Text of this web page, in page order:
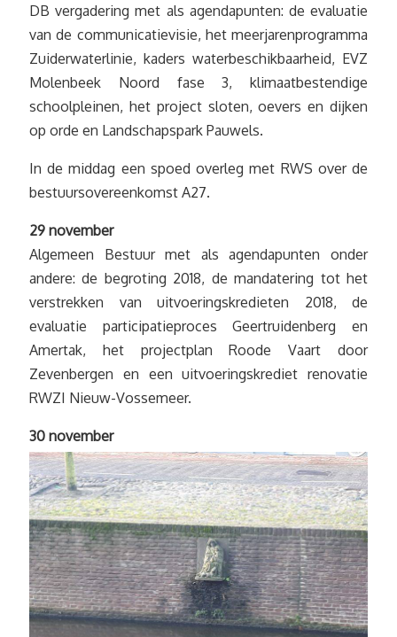
DB vergadering met als agendapunten: de evaluatie
van de communicatievisie, het meerjarenprogramma
Zuiderwaterlinie, kaders waterbeschikbaarheid, EVZ
Molenbeek Noord fase 3, klimaatbestendige
schoolpleinen, het project sloten, oevers en dijken
op orde en Landschapspark Pauwels.
In de middag een spoed overleg met RWS over de
bestuursovereenkomst A27.
29 november
Algemeen Bestuur met als agendapunten onder
andere: de begroting 2018, de mandatering tot het
verstrekken van uitvoeringskredieten 2018, de
evaluatie participatieproces Geertruidenberg en
Amertak, het projectplan Roode Vaart door
Zevenbergen en een uitvoeringskrediet renovatie
RWZI Nieuw-Vossemeer.
30 november